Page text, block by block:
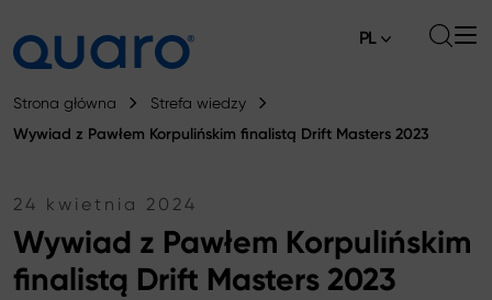
O nas
Oferta
Klocki hamulcowe
Tarcze hamulcowe High Carbon
Końcówki drążków kierowniczych
Aktualności
Gdzie kupić
PL
Strona główna Strefa wiedzy
Wywiad z Pawłem Korpulińskim finalistą Drift Masters 2023
24 kwietnia 2024
Wywiad z Pawłem Korpulińskim
finalistą Drift Masters 2023